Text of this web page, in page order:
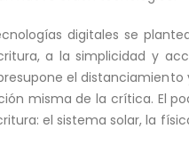
digitales se
a la simplicidad y
el
misma de la crítica. El
el sistema solar, la